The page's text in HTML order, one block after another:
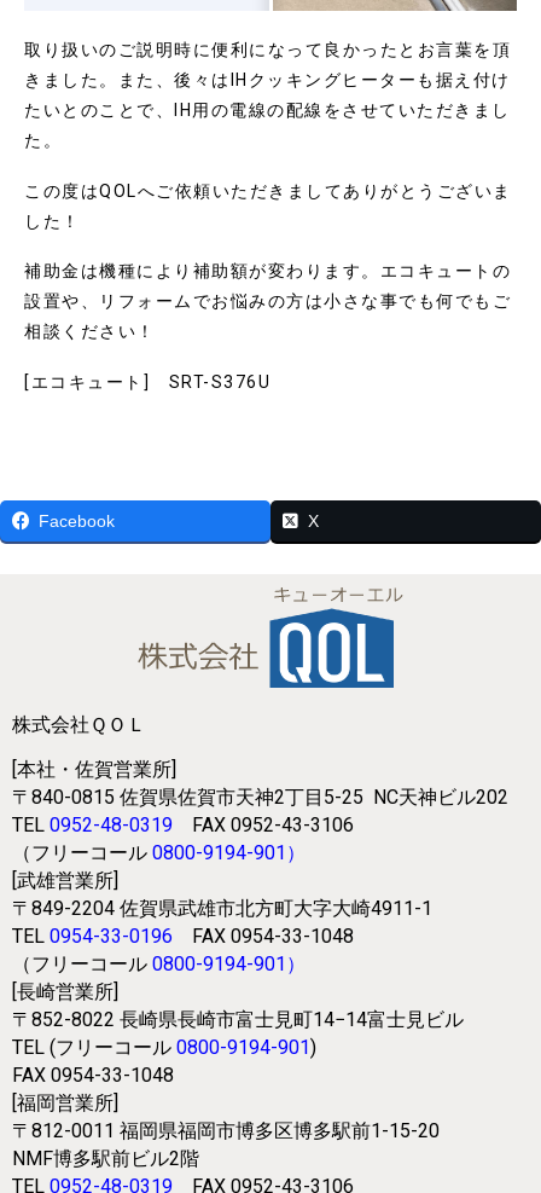
取り扱いのご説明時に便利になって良かったとお言葉を頂
きました。また、後々はIHクッキングヒーターも据え付け
たいとのことで、IH用の電線の配線をさせていただきまし
た。
この度はQOLへご依頼いただきましてありがとうございま
した！
補助金は機種により補助額が変わります。エコキュートの
設置や、リフォームでお悩みの方は小さな事でも何でもご
相談ください！
[エコキュート] SRT-S376U
Facebook X
株式会社ＱＯＬ
[本社・佐賀営業所]
〒840-0815 佐賀県佐賀市天神2丁目5-25
NC天神ビル202
TEL 0952-48-0319
FAX 0952-43-3106
（フリーコール 0800-9194-901 ）
[武雄営業所]
〒849-2204 佐賀県武雄市北方町大字大崎4911-1
TEL 0954-33-0196
FAX 0954-33-1048
（フリーコール 0800-9194-901 ）
[長崎営業所]
〒852-8022 長崎県長崎市富士見町14−14富士見ビル
TEL (フリーコール 0800-9194-901)
FAX 0954-33-1048
[福岡営業所]
〒812-0011 福岡県福岡市博多区博多駅前1-15-20
NMF博多駅前ビル2階
TEL 0952-48-0319 FAX 0952-43-3106